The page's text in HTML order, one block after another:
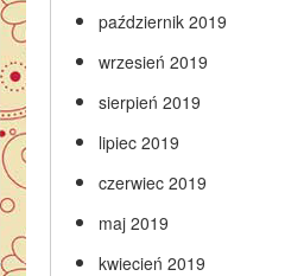
październik 2019
wrzesień 2019
sierpień 2019
lipiec 2019
czerwiec 2019
maj 2019
kwiecień 2019